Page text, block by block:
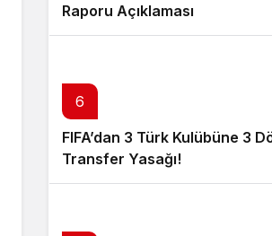
Raporu Açıklaması
6
FIFA’dan 3 Türk Kulübüne 3
Transfer Yasağı!